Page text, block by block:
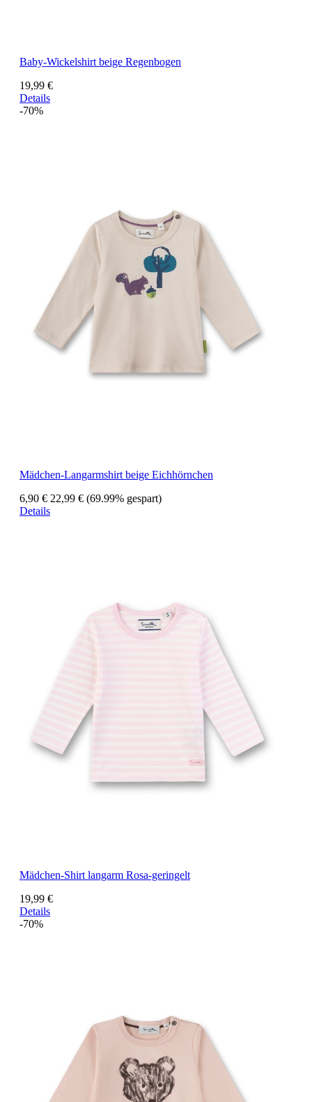
Baby-Wickelshirt beige Regenbogen
19,99 €
Details
-70%
Mädchen-Langarmshirt beige Eichhörnchen
6,90 € 22,99 € (69.99% gespart)
Details
Mädchen-Shirt langarm Rosa-geringelt
19,99 €
Details
-70%